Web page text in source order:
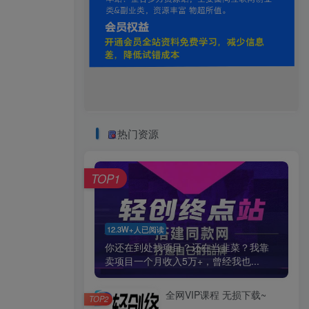
热门资源
12.3W+人已阅读
你还在到处找项目？还在当韭菜？我靠
卖项目一个月收入5万+，曾经我也...
TOP1
全网VIP课程 无损下载~
TOP2